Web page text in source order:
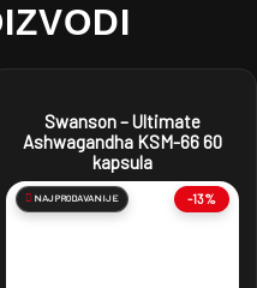
Swanson – Ultimate
Ashwagandha KSM-66 60
kapsula
-13%
NAJPRODAVANIJE